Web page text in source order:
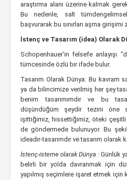
araştırma alanı üzerine kalmak
Bu nedenle, salt
başvurarak bu sınırları aşma girişimi
İstenç ve Tasarım (idea) Olarak
Schopenhauer’in felsefe anlayışı
tümcesinde özlü bir ifade bulur.
Tasarım Olarak Dünya: Bu kavram
ya da bilincimize verilmiş her şey
benim tasarımımdır ve bu
düşündüğüm şeydir tezini öne
işittiğimiz, hissettiğimiz, öteki çeşitli
de göndermede bulunuyor. Bu
ideadır-tasarımdır ve tasarım olarak
İstenç-isteme olarak Dünya : Günlük
belirli bir yolda davranmak için
yapılmış seçimlere işaret etmek için